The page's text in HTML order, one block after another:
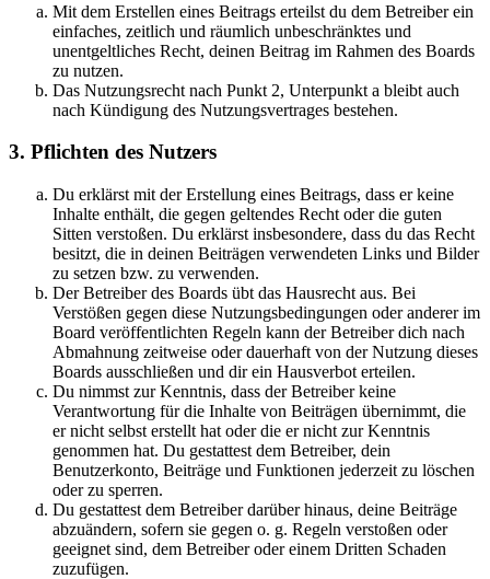
Mit dem Erstellen eines Beitrags erteilst du dem Betreiber ein
einfaches, zeitlich und räumlich unbeschränktes und
unentgeltliches Recht, deinen Beitrag im Rahmen des Boards
zu nutzen.
Das Nutzungsrecht nach Punkt 2, Unterpunkt a bleibt auch
nach Kündigung des Nutzungsvertrages bestehen.
3. Pflichten des Nutzers
Du erklärst mit der Erstellung eines Beitrags, dass er keine
Inhalte enthält, die gegen geltendes Recht oder die guten
Sitten verstoßen. Du erklärst insbesondere, dass du das Recht
besitzt, die in deinen Beiträgen verwendeten Links und Bilder
zu setzen bzw. zu verwenden.
Der Betreiber des Boards übt das Hausrecht aus. Bei
Verstößen gegen diese Nutzungsbedingungen oder anderer im
Board veröffentlichten Regeln kann der Betreiber dich nach
Abmahnung zeitweise oder dauerhaft von der Nutzung dieses
Boards ausschließen und dir ein Hausverbot erteilen.
Du nimmst zur Kenntnis, dass der Betreiber keine
Verantwortung für die Inhalte von Beiträgen übernimmt, die
er nicht selbst erstellt hat oder die er nicht zur Kenntnis
genommen hat. Du gestattest dem Betreiber, dein
Benutzerkonto, Beiträge und Funktionen jederzeit zu löschen
oder zu sperren.
Du gestattest dem Betreiber darüber hinaus, deine Beiträge
abzuändern, sofern sie gegen o. g. Regeln verstoßen oder
geeignet sind, dem Betreiber oder einem Dritten Schaden
zuzufügen.